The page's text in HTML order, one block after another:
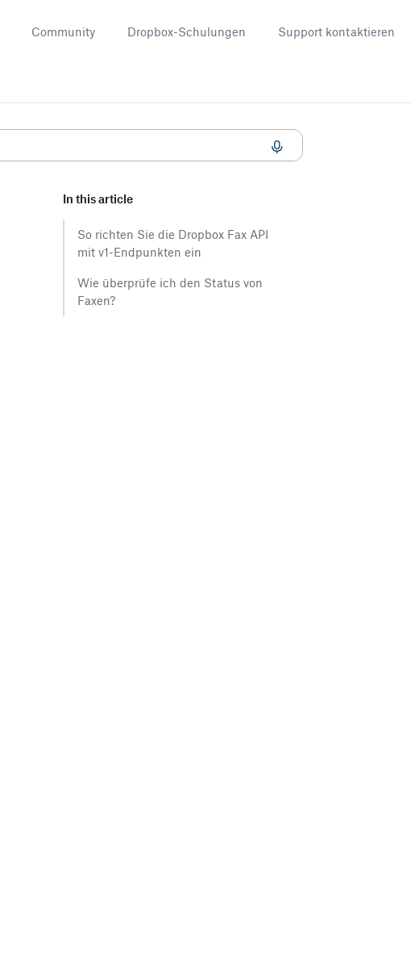
Community Dropbox-Schulungen Support kontaktieren
In this article
So richten Sie die Dropbox Fax API
mit v1-Endpunkten ein
Wie überprüfe ich den Status von
Faxen?